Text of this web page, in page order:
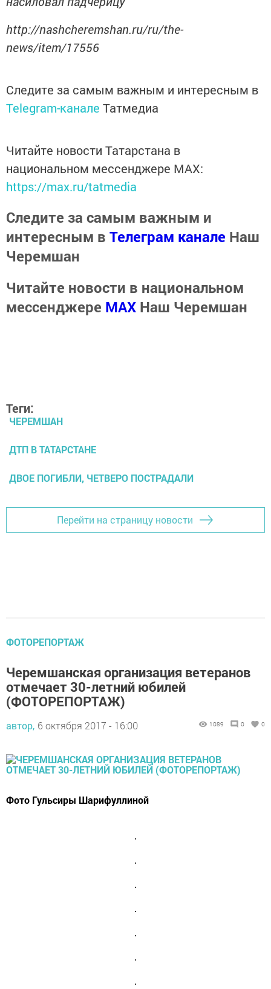
http://nashcheremshan.ru/ru/the-
news/item/17556
Следите за самым важным и интересным в
Telegram-канале Татмедиа
Читайте новости Татарстана в
национальном мессенджере MАХ:
https://max.ru/tatmedia
Следите за самым важным и
интересным в Телеграм канале Наш
Черемшан
Читайте новости в национальном
мессенджере MАХ Наш Черемшан
Теги:
ЧЕРЕМШАН
ДТП В ТАТАРСТАНЕ
ДВОЕ ПОГИБЛИ, ЧЕТВЕРО ПОСТРАДАЛИ
Перейти на страницу новости
ФОТОРЕПОРТАЖ
Черемшанская организация ветеранов
отмечает 30-летний юбилей
(ФОТОРЕПОРТАЖ)
автор, 6 октября 2017 - 16:00 1089 0 0
Фото Гульсиры Шарифуллиной